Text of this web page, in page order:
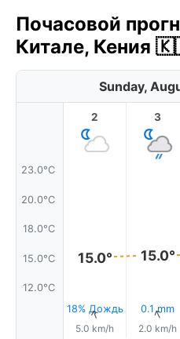
Почасовой
Китале, Кения
Sunday,
23.0°C
20.0°C
18.0°C
15.0°C
12.0°C
2
15.0°
18% Дождь
↑
5.0 km/h
3
15.0°
0.1 mm
↑
2.0 km/h